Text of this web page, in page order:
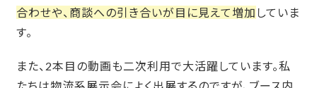
合わせや、商談への引き合いが目に見えて増加 していま
す。
また、2本目の動画も二次利用で大活躍しています。私